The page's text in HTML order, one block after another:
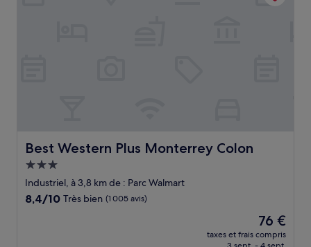
Best Western Plus Monterrey Colon
Best Western Plus Monterrey Colon
Hébergement
3.0 étoiles
Industriel, à 3,8 km de : Parc Walmart
8.4
8,4/10 Très bien (1 005 avis)
Le
nouveau
prix
76 €
taxes et frais compris